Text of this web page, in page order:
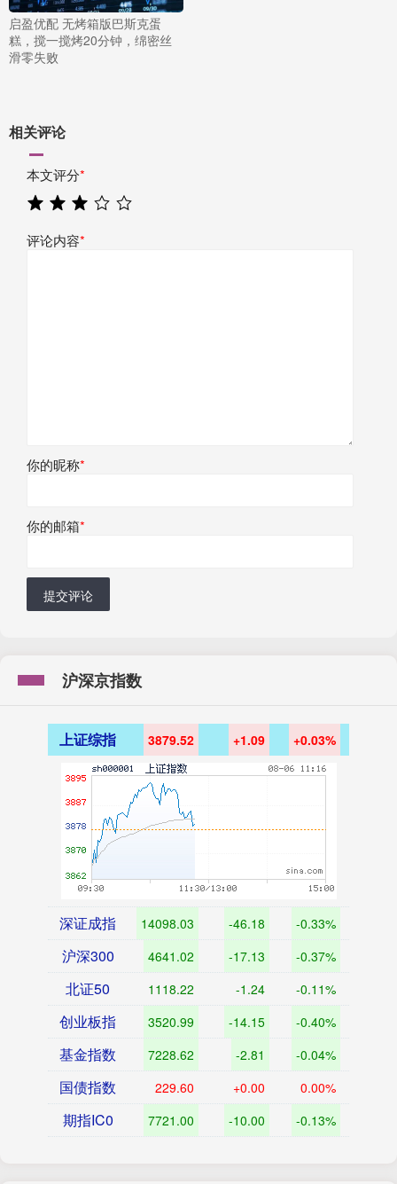
启盈优配 无烤箱版巴斯克蛋
糕，搅一搅烤20分钟，绵密丝
滑零失败
相关评论
本文评分*
评论内容*
你的昵称*
你的邮箱*
提交评论
沪深京指数
上证综指 3879.52 +1.09 +0.03%
深证成指 14098.03 -46.18 -0.33%
沪深300 4641.02 -17.13 -0.37%
北证50 1118.22 -1.24 -0.11%
创业板指 3520.99 -14.15 -0.40%
基金指数 7228.62 -2.81 -0.04%
国债指数 229.60 +0.00 0.00%
期指IC0 7721.00 -10.00 -0.13%